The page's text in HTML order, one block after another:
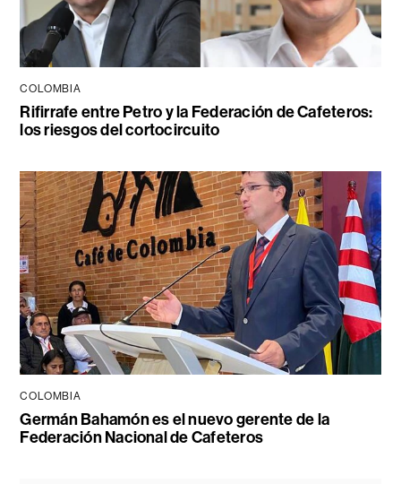
COLOMBIA
Rifirrafe entre Petro y la Federación de Cafeteros:
los riesgos del cortocircuito
COLOMBIA
Germán Bahamón es el nuevo gerente de la
Federación Nacional de Cafeteros